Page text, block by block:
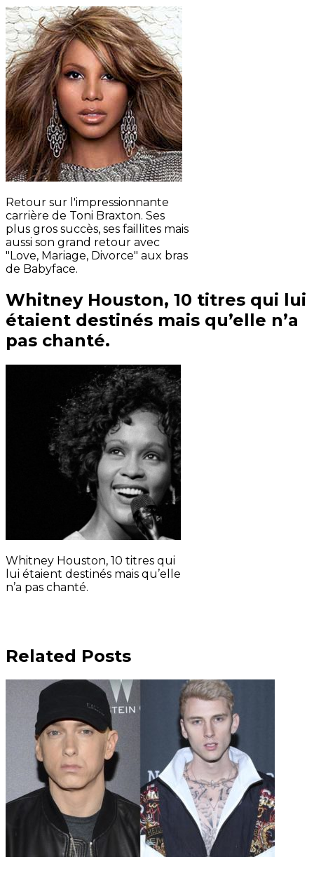
Retour sur l'impressionnante
carrière de Toni Braxton. Ses
plus gros succès, ses faillites mais
aussi son grand retour avec
"Love, Mariage, Divorce" aux bras
de Babyface.
Whitney Houston, 10 titres qui lui
étaient destinés mais qu’elle n’a
pas chanté.
Whitney Houston, 10 titres qui
lui étaient destinés mais qu’elle
n’a pas chanté.
Related Posts